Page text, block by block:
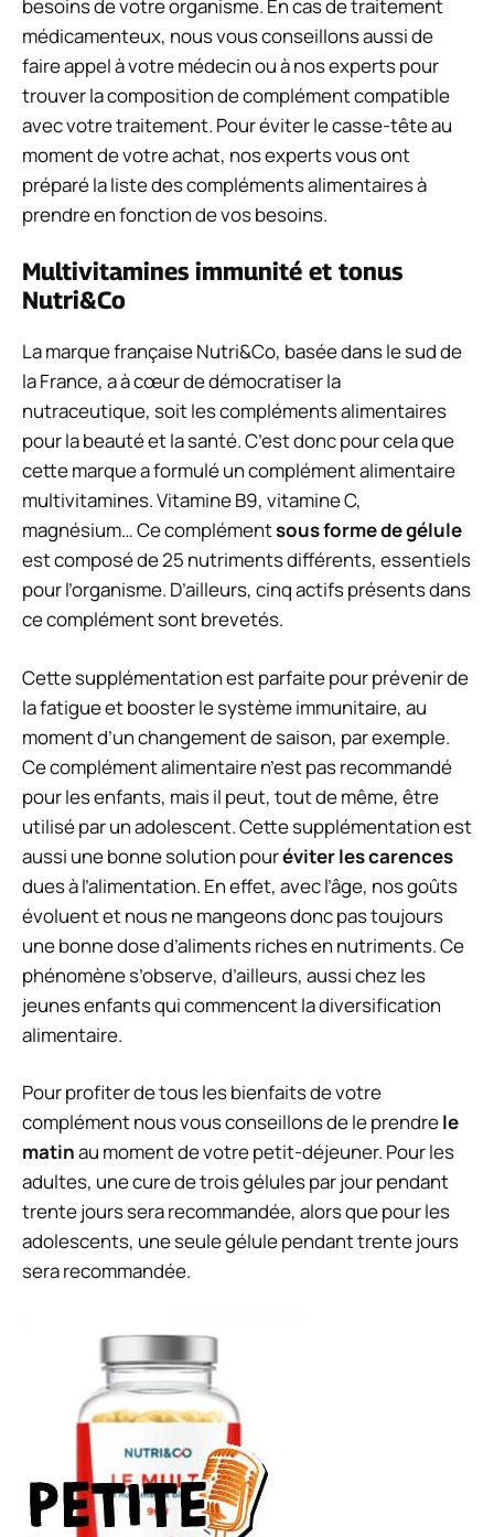
besoins de votre organisme. En cas de traitement
médicamenteux, nous vous conseillons aussi de
faire appel à votre médecin ou à nos experts pour
trouver la composition de complément compatible
avec votre traitement. Pour éviter le casse-tête au
moment de votre achat, nos experts vous ont
préparé la liste des compléments alimentaires à
prendre en fonction de vos besoins.
Multivitamines immunité et tonus
Nutri&Co
La marque française Nutri&Co, basée dans le sud de
la France, a à cœur de démocratiser la
nutraceutique, soit les compléments alimentaires
pour la beauté et la santé. C’est donc pour cela que
cette marque a formulé un complément alimentaire
multivitamines. Vitamine B9, vitamine C,
magnésium… Ce complémentsous forme de gélule
est composé de 25 nutriments différents, essentiels
pour l’organisme. D’ailleurs, cinq actifs présents dans
ce complément sont brevetés.
Cette supplémentation est parfaite pour prévenir de
la fatigue et booster le système immunitaire, au
moment d’un changement de saison, par exemple.
Ce complément alimentaire n’est pas recommandé
pour les enfants, mais il peut, tout de même, être
utilisé par un adolescent. Cette supplémentation est
aussi une bonne solution pouréviter les carences
dues à l’alimentation. En effet, avec l’âge, nos goûts
évoluent et nous ne mangeons donc pas toujours
une bonne dose d’aliments riches en nutriments. Ce
phénomène s’observe, d’ailleurs, aussi chez les
jeunes enfants qui commencent la diversification
alimentaire.
Pour profiter de tous les bienfaits de votre
complément nous vous conseillons de le prendrele
matinau moment de votre petit-déjeuner. Pour les
adultes, une cure de trois gélules par jour pendant
trente jours sera recommandée, alors que pour les
adolescents, une seule gélule pendant trente jours
sera recommandée.